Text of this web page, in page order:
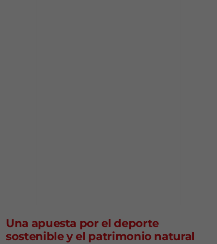
Una apuesta por el deporte
sostenible y el patrimonio natural